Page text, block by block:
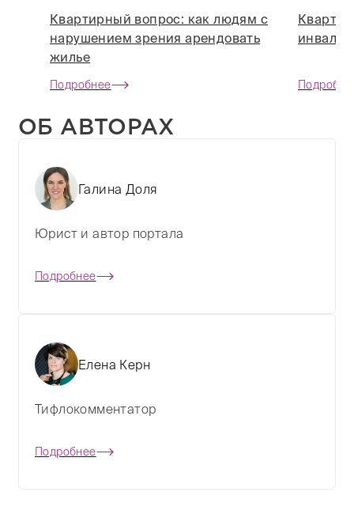
Квартирный вопрос: как людям с
нарушением зрения арендовать
жилье
Подробнее
ОБ АВТОРАХ
Галина Доля
Юрист и автор портала
Подробнее
Елена Керн
Тифлокомментатор
Подробнее